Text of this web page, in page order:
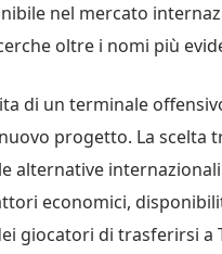
nel mercato
oltre i nomi più
di un terminale
progetto. La scelta
alternative internazionali
economici,
giocatori di trasferirsi a